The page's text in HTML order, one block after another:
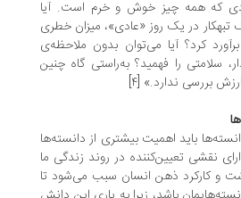
همه چیز خوش و خرم است. آیا
در یک روز «عادی»، میزان خطری
کرد؟ آیا می‌توان بدون ملاحظه‌ی
را فهمید؟ به‌راستی گاه چنین
ندارد.» [۴]
اهمیت بیشتری از دانسته‌ها
تعیین‌کننده در روند زندگی ما
ذهن انسان سبب می‌شود تا